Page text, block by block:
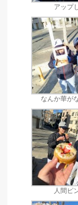
アップ
なんか華が
人間ピ